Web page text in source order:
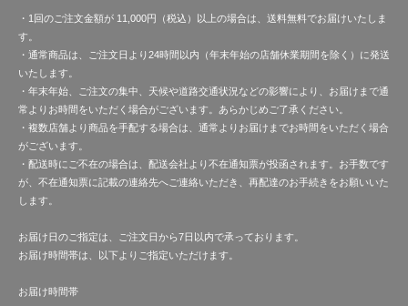
・1回のご注文金額が 11,000円（税込）以上の場合は、送料無料でお届けいたしま
す。
・通常商品は、ご注文日より24時間以内（年末年始の店舗休業期間を除く）に発送
いたします。
・年末年始、ご注文の集中、天候や道路交通状況などの影響により、お届けまで通
常よりお時間をいただく場合がございます。あらかじめご了承ください。
・複数店舗より商品を手配する場合は、通常よりお届けまでお時間をいただく場合
がございます。
・配送時にご不在の場合は、配送会社より不在通知票が投函されます。お手数です
が、不在通知票に記載の連絡先へご連絡いただき、再配達のお手続きをお願いいた
します。
お届け日のご指定は、ご注文日から7日以内で承っております。
お届け時間帯は、以下よりご指定いただけます。
お届け時間帯